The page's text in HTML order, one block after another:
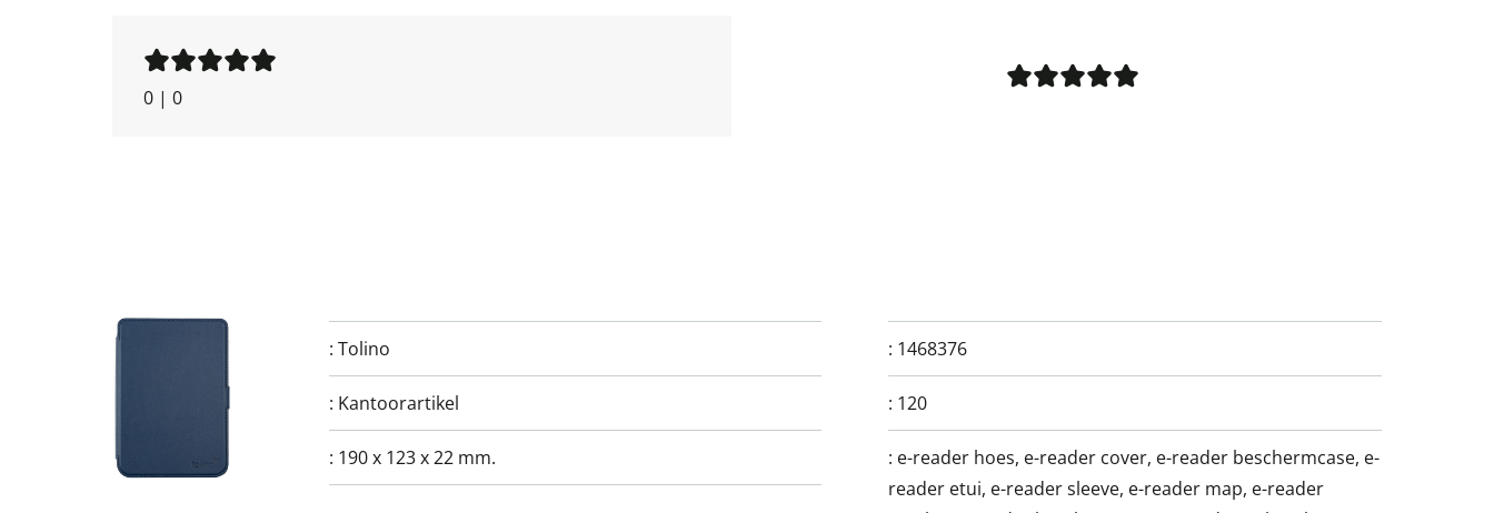
0 | 0
: Tolino : 1468376
: Kantoorartikel : 120
: 190 x 123 x 22 mm. : e-reader hoes, e-reader cover, e-reader beschermcase, e-
reader etui, e-reader sleeve, e-reader map, e-reader